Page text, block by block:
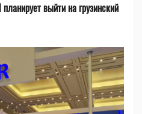
выйти на грузинский